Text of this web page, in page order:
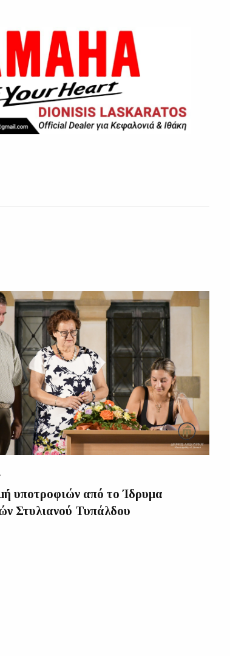
υποτροφιών από το Ίδρυμα
Στυλιανού Τυπάλδου